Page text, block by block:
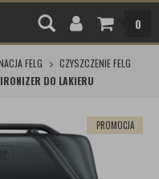
0
FELG
CZYSZCZENIE FELG
DO LAKIERU
PROMOCJA